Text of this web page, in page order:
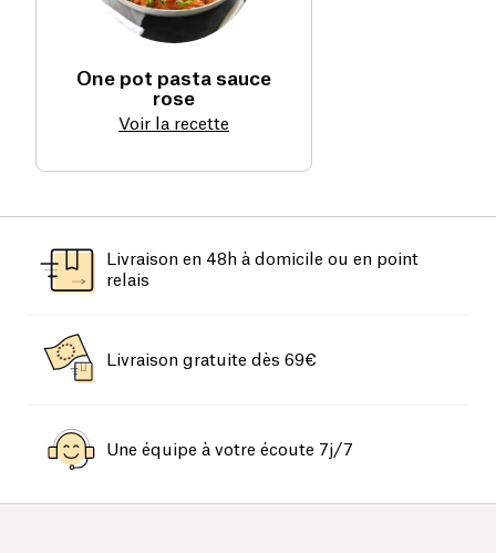
One pot pasta sauce
rose
Voir la recette
Livraison en 48h à domicile ou en point
relais
Livraison gratuite dès 69€
Une équipe à votre écoute 7j/7